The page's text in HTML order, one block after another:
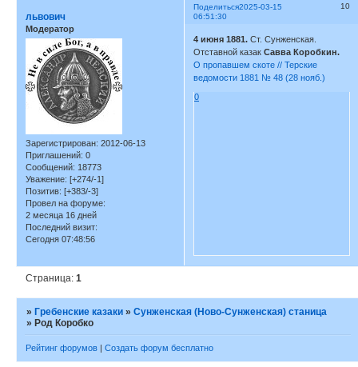
Поделиться 10
2025-03-15
06:51:30
львович
Модератор
Зарегистрирован: 2012-06-13
Приглашений: 0
Сообщений: 18773
Уважение: [+274/-1]
Позитив: [+383/-3]
Провел на форуме:
2 месяца 16 дней
Последний визит:
Сегодня 07:48:56
4 июня 1881. Ст. Сунженская.
Отставной казакСавва Коробкин.
О пропавшем скоте // Терские
ведомости 1881 № 48 (28 нояб.)
0
Страница:1
»Гребенские казаки »Сунженская (Ново-Сунженская) станица
»Род Коробко
Рейтинг форумов | Создать форум бесплатно